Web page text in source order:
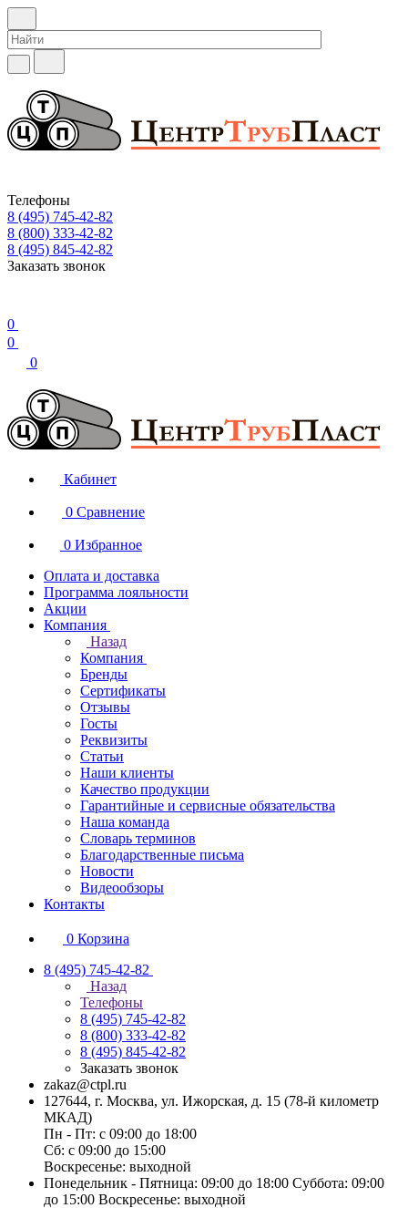
Телефоны
8 (495) 745-42-82
8 (800) 333-42-82
8 (495) 845-42-82
Заказать звонок
0
0
0
Кабинет
0 Сравнение
0 Избранное
Оплата и доставка
Программа лояльности
Акции
Компания
Назад
Компания
Бренды
Сертификаты
Отзывы
Госты
Реквизиты
Статьи
Наши клиенты
Качество продукции
Гарантийные и сервисные обязательства
Наша команда
Словарь терминов
Благодарственные письма
Новости
Видеообзоры
Контакты
0 Корзина
8 (495) 745-42-82
Назад
Телефоны
8 (495) 745-42-82
8 (800) 333-42-82
8 (495) 845-42-82
Заказать звонок
zakaz@ctpl.ru
127644, г. Москва, ул. Ижорская, д. 15 (78-й километр
МКАД)
Пн - Пт: с 09:00 до 18:00
Сб: с 09:00 до 15:00
Воскресенье: выходной
Понедельник - Пятница: 09:00 до 18:00 Суббота: 09:00
до 15:00 Воскресенье: выходной